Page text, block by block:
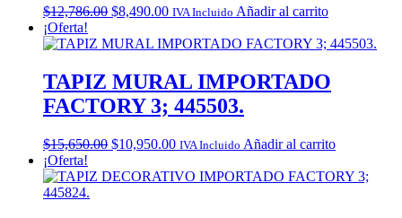
$12,786.00 Original
was:
$8,490.00Current
is:
IVA Incluido Añadir al carrito
¡Oferta!
TAPIZ MURAL IMPORTADO
FACTORY 3; 445503.
$15,650.00 Original
was:
$10,950.00Current
is:
IVA Incluido Añadir al carrito
¡Oferta!